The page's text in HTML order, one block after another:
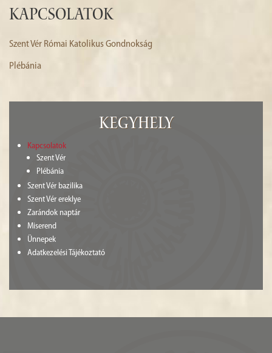
KEGYHELY
Kapcsolatok
Szent Vér Római Katolikus Gondnokság
Plébánia
Kegyhely
Kapcsolatok
Szent Vér
Plébánia
Szent Vér bazilika
Szent Vér ereklye
Zarándok naptár
Miserend
Ünnepek
Adatkezelési Tájékoztató